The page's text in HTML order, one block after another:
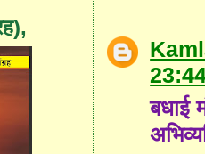
बधाई